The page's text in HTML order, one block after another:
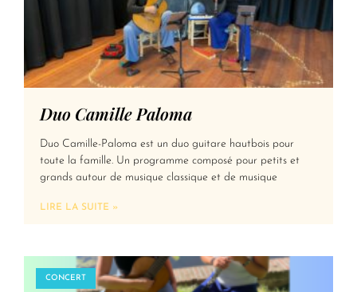
Duo Camille Paloma
Duo Camille-Paloma est un duo guitare hautbois pour
toute la famille. Un programme composé pour petits et
grands autour de musique classique et de musique
LIRE LA SUITE »
CONCERT